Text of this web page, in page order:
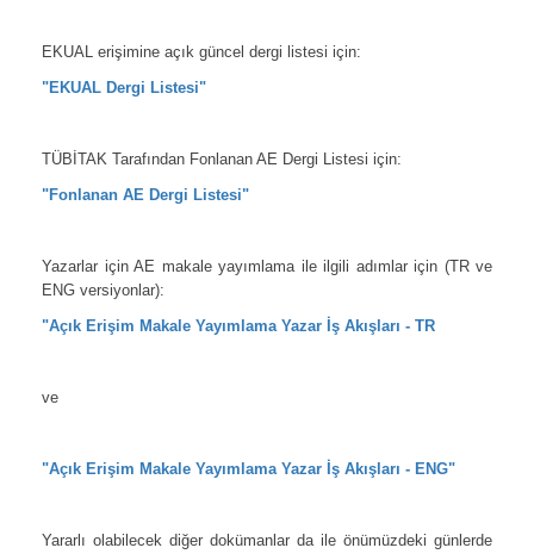
EKUAL erişimine açık güncel dergi listesi için:
"EKUAL Dergi Listesi"
TÜBİTAK Tarafından Fonlanan AE Dergi Listesi için:
"Fonlanan AE Dergi Listesi"
Yazarlar için AE makale yayımlama ile ilgili adımlar için (TR ve
ENG versiyonlar):
"Açık Erişim Makale Yayımlama Yazar İş Akışları - TR
ve
"Açık Erişim Makale Yayımlama Yazar İş Akışları - ENG"
Yararlı olabilecek diğer dokümanlar da ile önümüzdeki günlerde